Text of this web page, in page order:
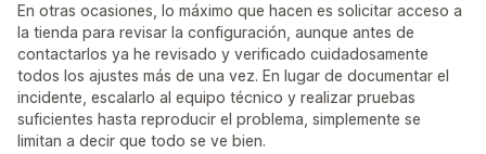
En otras ocasiones, lo máximo que hacen es solicitar acceso a
la tienda para revisar la configuración, aunque antes de
contactarlos ya he revisado y verificado cuidadosamente
todos los ajustes más de una vez. En lugar de documentar el
incidente, escalarlo al equipo técnico y realizar pruebas
suficientes hasta reproducir el problema, simplemente se
limitan a decir que todo se ve bien.